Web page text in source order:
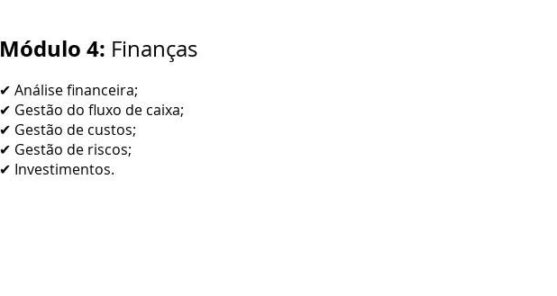
Módulo 4: Finanças
✔ Análise financeira;
✔ Gestão do fluxo de caixa;
✔ Gestão de custos;
✔ Gestão de riscos;
✔ Investimentos.